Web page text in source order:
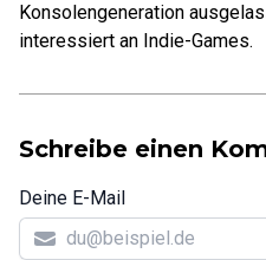
Konsolengeneration
interessiert an Indie-Games.
Schreibe einen
Deine E-Mail